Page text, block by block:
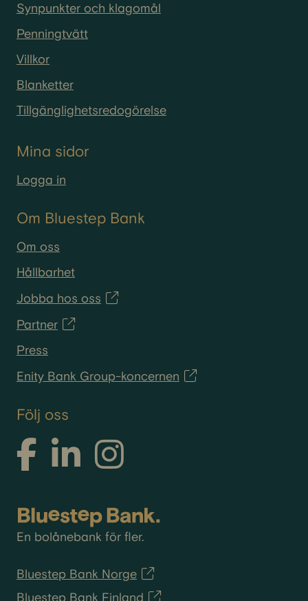
En bolånebank för fler.
Synpunkter och klagomål
Penningtvätt
Villkor
Blanketter
Tillgänglighetsredogörelse
Mina sidor
Logga in
Om Bluestep Bank
Om oss
Hållbarhet
Jobba hos oss
Partner
Press
Enity Bank Group-koncernen
Följ oss
Bluestep Bank Norge